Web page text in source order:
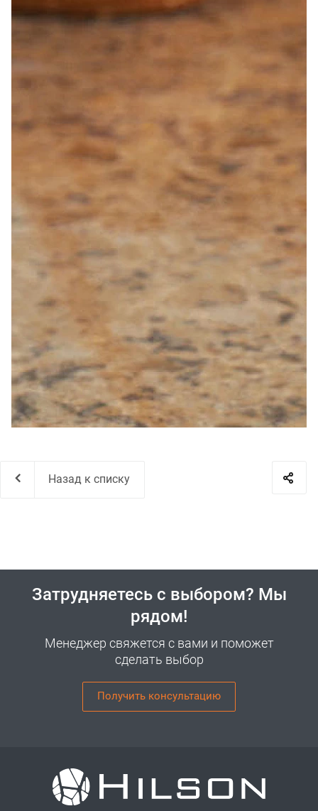
Назад к списку
Затрудняетесь с выбором? Мы
рядом!
Менеджер свяжется с вами и поможет
сделать выбор
Получить консультацию